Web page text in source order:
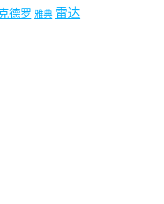
德罗 雅典 雷达